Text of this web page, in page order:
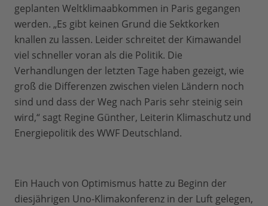
geplanten Weltklimaabkommen in Paris gegangen
werden. „Es gibt keinen Grund die Sektkorken
knallen zu lassen. Leider schreitet der Kimawandel
viel schneller voran als die Politik. Die
Verhandlungen der letzten Tage haben gezeigt, wie
groß die Differenzen zwischen vielen Ländern noch
sind und dass der Weg nach Paris sehr steinig sein
wird,“ sagt Regine Günther, Leiterin Klimaschutz und
Energiepolitik des WWF Deutschland.
Ein Hauch von Optimismus hatte zu Beginn der
diesjährigen Uno-Klimakonferenz in der Luft gelegen,